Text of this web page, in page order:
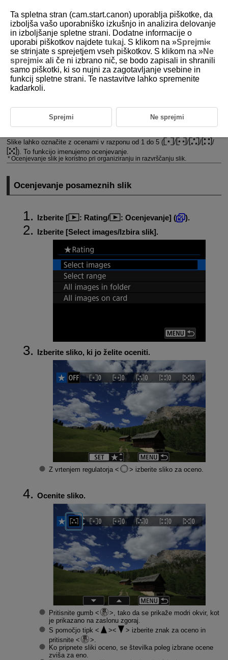
D292-121
Ocenjevanje slik
Ocenjevanje posameznih slik
Ocenjevanje z izbiro razpona
Slike lahko označite z ocenami v razponu od 1 do 5 ( / / /
/
). To funkcijo imenujemo ocenjevanje.
Ocenjevanje slik je koristno pri organiziranju in razvrščanju slik.
Ocenjevanje posameznih slik
Izberite [ : Rating/ : Ocenjevanje] (
).
Izberite [Select images/Izbira slik].
Izberite sliko, ki jo želite oceniti.
Z vrtenjem regulatorja izberite sliko za oceno.
Ocenite sliko.
Pritisnite gumb
, tako da se prikaže modri okvir, kot
je prikazano na zaslonu zgoraj.
S pomočjo tipk
izberite znak za oceno in
pritisnite
.
Ko pripnete sliki oceno, se številka poleg izbrane ocene
zviša za eno.
Ta spletna stran (cam.start.canon) uporablja piškotke, da
izboljša vašo uporabniško izkušnjo in analizira delovanje
in izboljšanje spletne strani. Dodatne informacije o
uporabi piškotkov najdete tukaj. S klikom na »Sprejmi«
se strinjate s sprejetjem vseh piškotkov. S klikom na »Ne
sprejmi« ali če ni izbrano nič, se bodo zapisali in shranili
samo piškotki, ki so nujni za zagotavljanje vsebine in
funkcij spletne strani. Te nastavitve lahko spremenite
kadarkoli.
Sprejmi Ne sprejmi